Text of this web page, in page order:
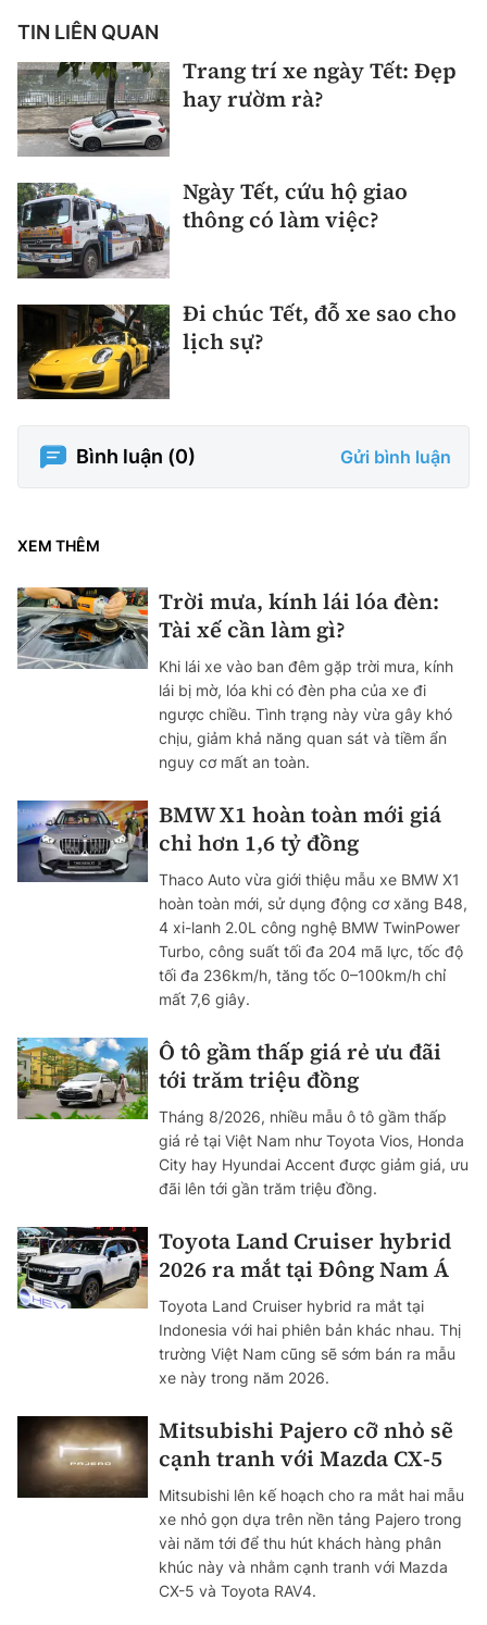
TIN LIÊN QUAN
Trang trí xe ngày Tết: Đẹp
hay rườm rà?
Ngày Tết, cứu hộ giao
thông có làm việc?
Đi chúc Tết, đỗ xe sao cho
lịch sự?
Bình luận (0) Gửi bình luận
XEM THÊM
Trời mưa, kính lái lóa đèn:
Tài xế cần làm gì?
Khi lái xe vào ban đêm gặp trời mưa, kính
lái bị mờ, lóa khi có đèn pha của xe đi
ngược chiều. Tình trạng này vừa gây khó
chịu, giảm khả năng quan sát và tiềm ẩn
nguy cơ mất an toàn.
BMW X1 hoàn toàn mới giá
chỉ hơn 1,6 tỷ đồng
Thaco Auto vừa giới thiệu mẫu xe BMW X1
hoàn toàn mới, sử dụng động cơ xăng B48,
4 xi-lanh 2.0L công nghệ BMW TwinPower
Turbo, công suất tối đa 204 mã lực, tốc độ
tối đa 236km/h, tăng tốc 0–100km/h chỉ
mất 7,6 giây.
Ô tô gầm thấp giá rẻ ưu đãi
tới trăm triệu đồng
Tháng 8/2026, nhiều mẫu ô tô gầm thấp
giá rẻ tại Việt Nam như Toyota Vios, Honda
City hay Hyundai Accent được giảm giá, ưu
đãi lên tới gần trăm triệu đồng.
Toyota Land Cruiser hybrid
2026 ra mắt tại Đông Nam Á
Toyota Land Cruiser hybrid ra mắt tại
Indonesia với hai phiên bản khác nhau. Thị
trường Việt Nam cũng sẽ sớm bán ra mẫu
xe này trong năm 2026.
Mitsubishi Pajero cỡ nhỏ sẽ
cạnh tranh với Mazda CX-5
Mitsubishi lên kế hoạch cho ra mắt hai mẫu
xe nhỏ gọn dựa trên nền tảng Pajero trong
vài năm tới để thu hút khách hàng phân
khúc này và nhằm cạnh tranh với Mazda
CX-5 và Toyota RAV4.